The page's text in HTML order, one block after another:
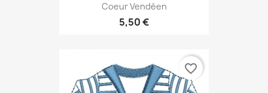
Coeur Vendéen
5,50 €
favorite_border